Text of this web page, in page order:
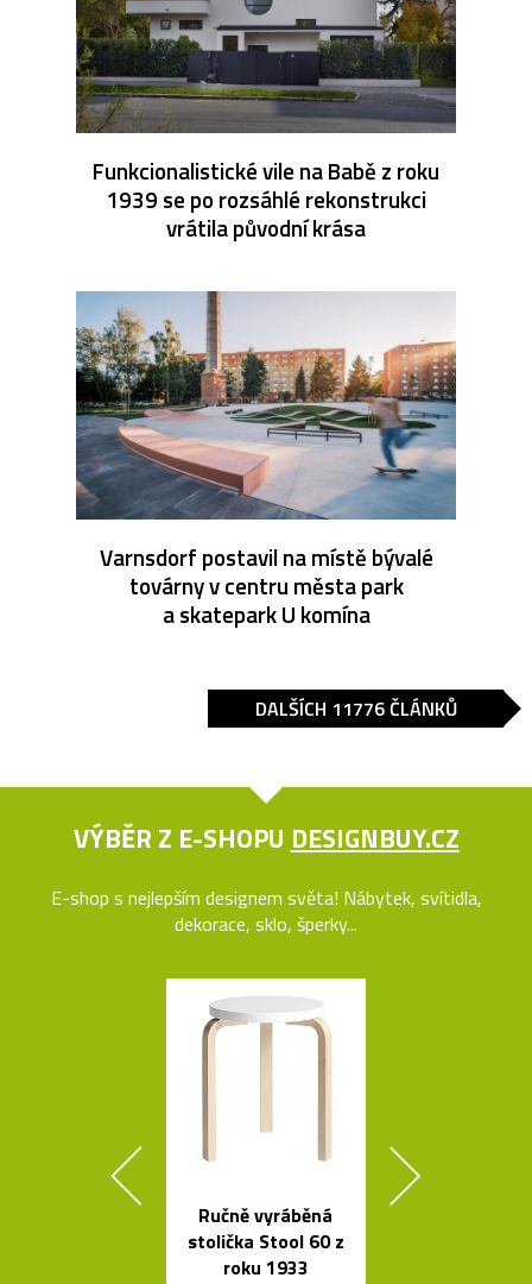
Funkcionalistické vile na Babě z roku
1939 se po rozsáhlé rekonstrukci
vrátila původní krása
Varnsdorf postavil na místě bývalé
továrny v centru města park
a skatepark U komína
DALŠÍCH 11776 ČLÁNKŮ
VÝBĚR Z E-SHOPU DESIGNBUY.CZ
E-shop s nejlepším designem světa! Nábytek, svítidla,
dekorace, sklo, šperky...
Ručně vyráběná
stolička Stool 60 z
roku 1933